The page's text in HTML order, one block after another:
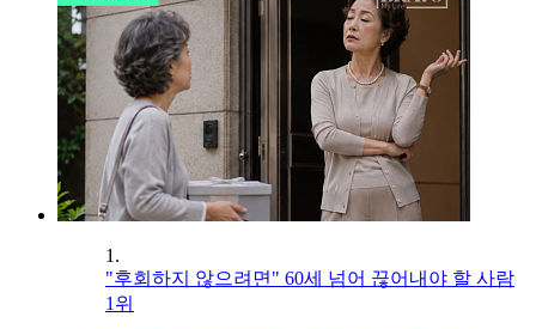
1.
"후회하지 않으려면" 60세 넘어 끊어내야 할 사람
1위